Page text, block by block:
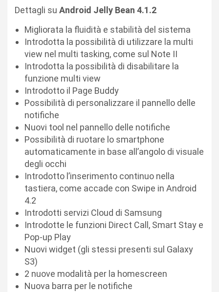
Dettagli su Android Jelly Bean 4.1.2
Migliorata la fluidità e stabilità del sistema
Introdotta la possibilità di utilizzare la multi
view nel multi tasking, come sul Note II
Introdotta la possibilità di disabilitare la
funzione multi view
Introdotto il Page Buddy
Possibilità di personalizzare il pannello delle
notifiche
Nuovi tool nel pannello delle notifiche
Possibilità di ruotare lo smartphone
automaticamente in base all’angolo di visuale
degli occhi
Introdotto l’inserimento continuo nella
tastiera, come accade con Swipe in Android
4.2
Introdotti servizi Cloud di Samsung
Introdotte le funzioni Direct Call, Smart Stay e
Pop-up Play
Nuovi widget (gli stessi presenti sul Galaxy
S3)
2 nuove modalità per la homescreen
Nuova barra per le notifiche